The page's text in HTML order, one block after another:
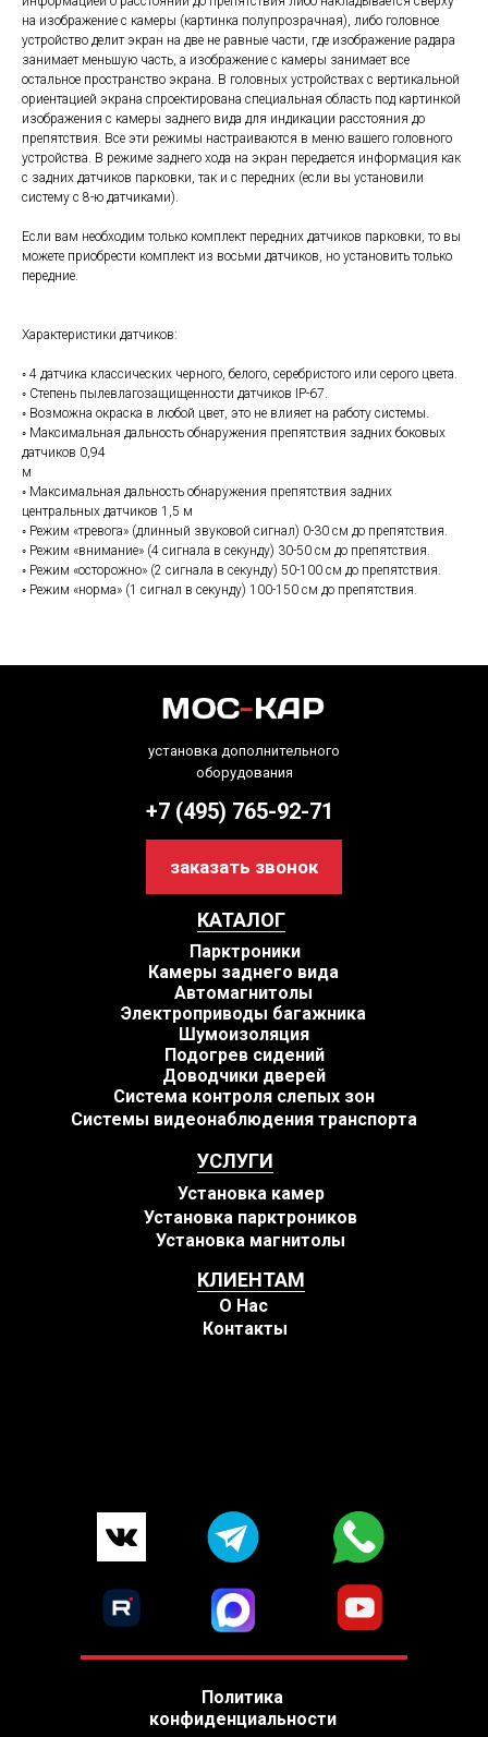
на изображение с камеры (картинка полупрозрачная), либо головное
устройство делит экран на две не равные части, где изображение радара
занимает меньшую часть, а изображение с камеры занимает все
остальное пространство экрана. В головных устройствах с вертикальной
ориентацией экрана спроектирована специальная область под картинкой
изображения с камеры заднего вида для индикации расстояния до
препятствия. Все эти режимы настраиваются в меню вашего головного
устройства. В режиме заднего хода на экран передается информация как
с задних датчиков парковки, так и с передних (если вы установили
систему с 8-ю датчиками).
Если вам необходим только комплект передних датчиков парковки, то вы
можете приобрести комплект из восьми датчиков, но установить только
передние.
Характеристики датчиков:
◦ 4 датчика классических черного, белого, серебристого или серого цвета.
◦ Степень пылевлагозащищенности датчиков IP-67.
◦ Возможна окраска в любой цвет, это не влияет на работу системы.
◦ Максимальная дальность обнаружения препятствия задних боковых
датчиков 0,94
м
◦ Максимальная дальность обнаружения препятствия задних
центральных датчиков 1,5 м
◦ Режим «тревога» (длинный звуковой сигнал) 0-30 см до препятствия.
◦ Режим «внимание» (4 сигнала в секунду) 30-50 см до препятствия.
◦ Режим «осторожно» (2 сигнала в секунду) 50-100 см до препятствия.
◦ Режим «норма» (1 сигнал в секунду) 100-150 см до препятствия.
УСЛУГИ
КЛИЕНТАМ
КАТАЛОГ
+7 (495) 765-92-71
установка дополнительного
оборудования
Автомагнитолы
Шумоизоляция
Парктроники
Электроприводы багажника
Система контроля слепых зон
Системы видеонаблюдения транспорта
Политика
конфиденциальности
Камеры заднего вида
Подогрев сидений
заказать звонок
Доводчики дверей
Установка камер
О Нас
Контакты
Установка магнитолы
Установка парктроников